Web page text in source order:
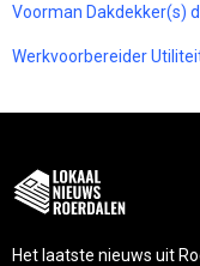
Voorman Dakdekker(s)
Werkvoorbereider
Het laatste nieuws uit